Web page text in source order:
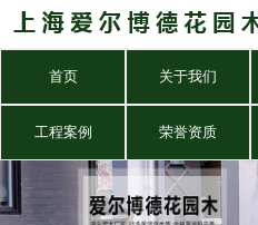
首页 关于我们
工程案例 荣誉资质